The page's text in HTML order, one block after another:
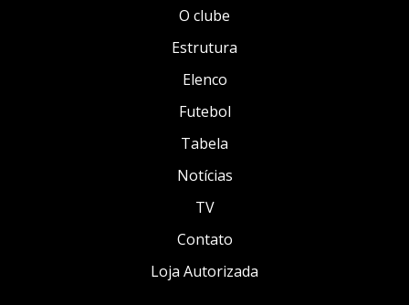
O clube
Estrutura
Elenco
Futebol
Tabela
Notícias
TV
Contato
Loja Autorizada